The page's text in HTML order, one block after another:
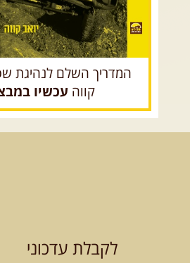
המדריך השלם לנהיגת
קווה עכשיו
לקבלת עדכוני